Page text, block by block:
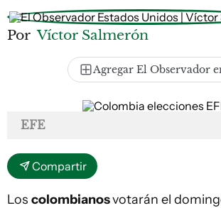
Por Víctor Salmerón
Agregar El Observador
EFE
Compartir
Los colombianosvotarán el